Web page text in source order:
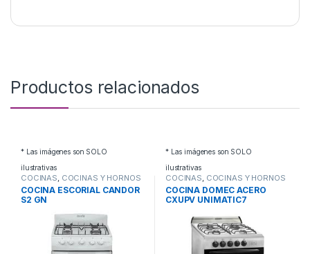
Productos relacionados
* Las imágenes son SOLO
ilustrativas
COCINAS COCINAS Y HORNOS
COCINA ESCORIAL CANDOR
S2 GN
* Las imágenes son SOLO
ilustrativas
COCINAS COCINAS Y HORNOS
COCINA DOMEC ACERO
CXUPV UNIMATIC7